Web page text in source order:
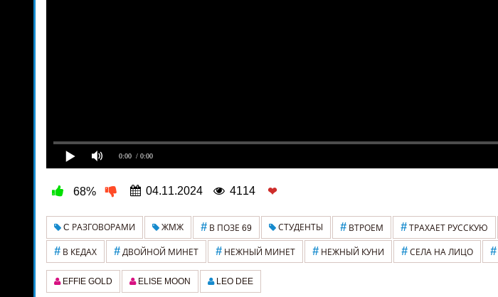
0:00 / 0:00
68% 04.11.2024 4114 ❤
C РАЗГОВОРАМИ ЖМЖ # В ПОЗЕ 69 СТУДЕНТЫ # ВТРОЕМ # ТРАХАЕТ РУССКУЮ
# В КЕДАХ # ДВОЙНОЙ МИНЕТ # НЕЖНЫЙ МИНЕТ # НЕЖНЫЙ КУНИ # СЕЛА НА ЛИЦО #
EFFIE GOLD ELISE MOON LEO DEE